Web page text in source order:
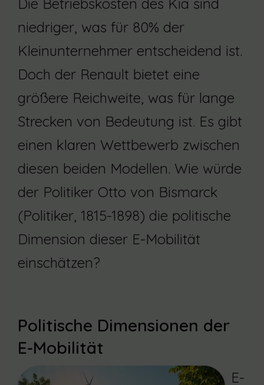
Die Betriebskosten des Kia sind
niedriger, was für 80% der
Kleinunternehmer entscheidend ist.
Doch der Renault bietet eine
größere Reichweite, was für lange
Strecken von Bedeutung ist. Es gibt
einen klaren Wettbewerb zwischen
diesen beiden Modellen. Wie würde
der Politiker Otto von Bismarck
(Politiker, 1815-1898) die politische
Dimension dieser E-Mobilität
einschätzen?
Politische Dimensionen der
E-Mobilität
E-